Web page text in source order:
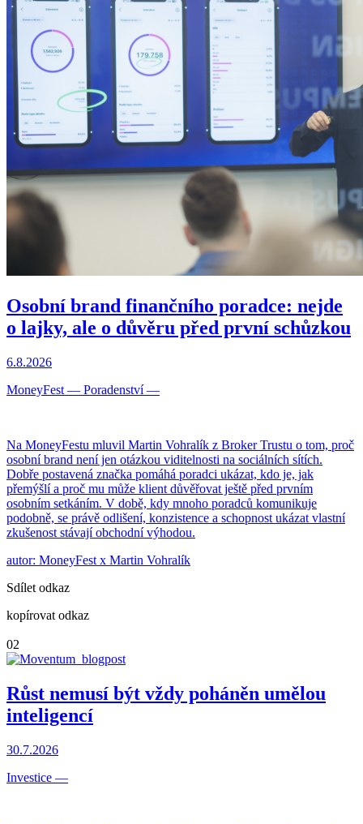
Osobní brand finančního poradce: nejde
o lajky, ale o důvěru před první schůzkou
6.8.2026
MoneyFest — Poradenství —
Na MoneyFestu mluvil Martin Vohralík z Broker Trustu o tom, proč
osobní brand není jen otázkou viditelnosti na sociálních sítích.
Dobře postavená značka pomáhá poradci ukázat, kdo je, jak
přemýšlí a proč mu může klient důvěřovat ještě před prvním
osobním setkáním. V době, kdy mnoho poradců komunikuje
podobně, se právě odlišení, konzistence a schopnost ukázat vlastní
zkušenost stávají obchodní výhodou.
autor: MoneyFest x Martin Vohralík
Sdílet odkaz
kopírovat odkaz
02
Růst nemusí být vždy poháněn umělou
inteligencí
30.7.2026
Investice —